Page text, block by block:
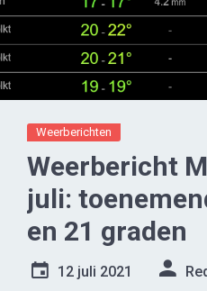
Weerberichten
Weerbericht
juli:
en 21 graden
12 juli 2021